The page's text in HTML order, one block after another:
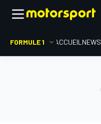
FORMULE 1 ACCUEIL NEWS